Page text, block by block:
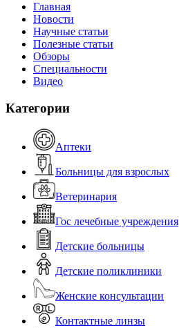
Главная
Новости
Научные статьи
Полезные статьи
Обзоры
Специальности
Видео
Категории
Аптеки
Больницы для взрослых
Ветеринария
Гос лечебные учреждения
Детские больницы
Детские поликлиники
Женские консультации
Контактные линзы